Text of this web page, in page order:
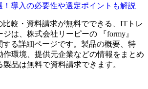
！導入の必要性や選定ポイントも解説
較・資料請求が無料でできる、ITトレ
は、 株式会社リーピーの 『formy 』
する詳細ページです。製品の概要、特
作環境、提供元企業などの情報をまとめ
品は無料で資料請求できます。